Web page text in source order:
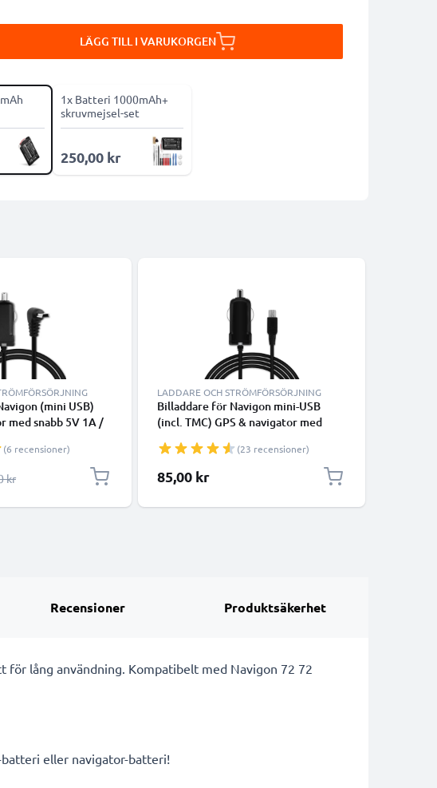
LÄGG TILL I VARUKORGEN
1x Batteri 1000mAh+
skruvmejsel-set
250,00 kr
(mini USB)
med snabb 5V 1A /
(6 recensioner)
pris
kr
LADDARE OCH STRÖMFÖRSÖRJNING
Billaddare för Navigon mini-USB
(incl. TMC) GPS & navigator med
1.1m USB-kabel / laddsladd
(23 recensioner)
85,00 kr
Recensioner Produktsäkerhet
lång användning. Kompatibelt med Navigon 72 72
eller navigator-batteri!